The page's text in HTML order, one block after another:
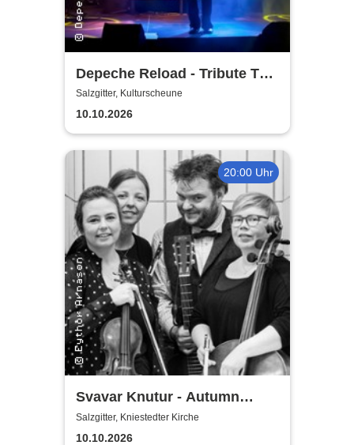
Depeche Reload - Tribute To
Depeche Mode
Salzgitter, Kulturscheune
10.10.2026
20:00 Uhr
Svavar Knutur - Autumn
String Trio Tour
Salzgitter, Kniestedter Kirche
10.10.2026